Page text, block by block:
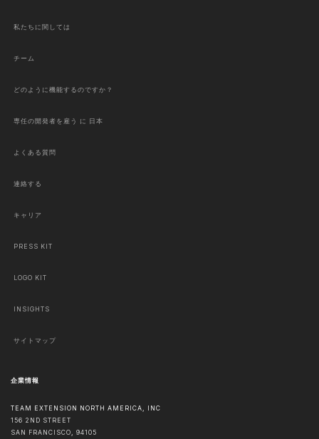
私たちに関しては
チーム
どのように機能するのですか？
専任の開発者を雇う に 日本
よくある質問
連絡する
キャリア
PRESS KIT
LOGO KIT
INSIGHTS
サイトマップ
企業情報
TEAM EXTENSION NORTH AMERICA, INC
156 2ND STREET
SAN FRANCISCO, 94105